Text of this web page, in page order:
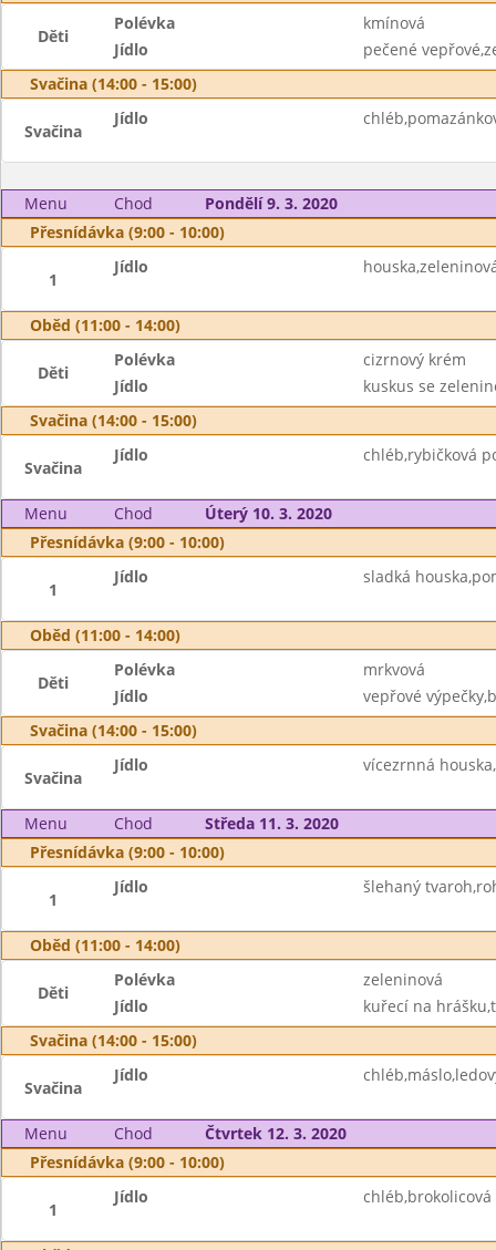
Děti
Polévka
kmínová
Jídlo
pečené
Svačina (14:00 - 15:00)
Svačina
Jídlo
Menu Chod
Pondělí 9. 3. 2020
Přesnídávka (9:00 - 10:00)
1
Jídlo
Oběd (11:00 - 14:00)
Děti
Polévka
cizrnový krém
Jídlo
kuskus se
Svačina (14:00 - 15:00)
Svačina
Jídlo chléb,rybičková
Menu Chod
Úterý 10. 3. 2020
Přesnídávka (9:00 - 10:00)
1
Jídlo sladká
Oběd (11:00 - 14:00)
Děti
Polévka
mrkvová
Jídlo
vepřové
Svačina (14:00 - 15:00)
Svačina
Jídlo vícezrnná
Menu Chod
Středa 11. 3. 2020
Přesnídávka (9:00 - 10:00)
1
Jídlo šlehaný
Oběd (11:00 - 14:00)
Děti
Polévka
zeleninová
Jídlo
kuřecí na
Svačina (14:00 - 15:00)
Svačina
Jídlo
Menu Chod
Čtvrtek 12. 3. 2020
Přesnídávka (9:00 - 10:00)
1
Jídlo